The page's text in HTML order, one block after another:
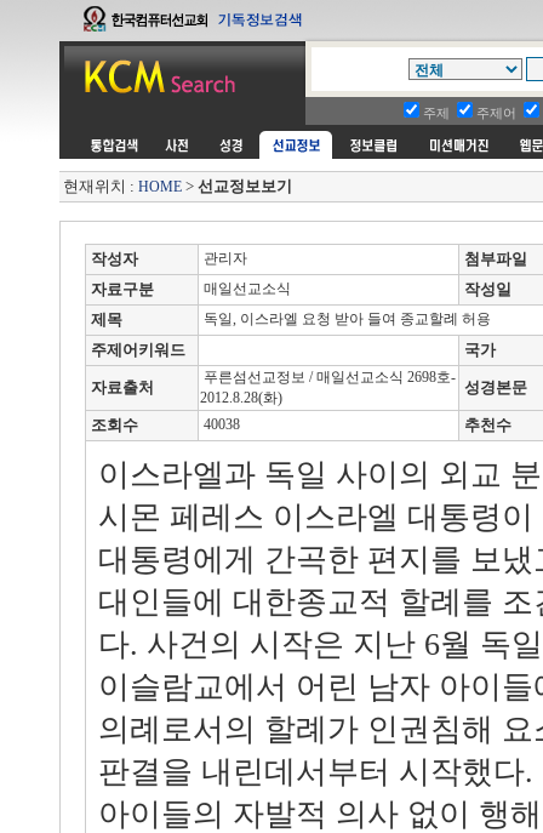
주제 주제어
현재위치 : HOME > 선교정보보기
작성자 관리자
첨부파일
자료구분
매일선교소식
작성일
제목
독일, 이스라엘 요청 받아 들여 종교할례 허용
주제어키워드 국가
자료출처
푸른섬선교정보 / 매일선교소식 2698호-
2012.8.28(화)
성경본문
조회수 40038 추천수
이스라엘과 독일 사이의 외교
시몬 페레스 이스라엘 대통령
대통령에게 간곡한 편지를 보
대인들에 대한종교적 할례를
다. 사건의 시작은 지난 6월 독
이슬람교에서 어린 남자 아이
의례로서의 할례가 인권침해
판결을 내린데서부터 시작했다
아이들의 자발적 의사 없이 행